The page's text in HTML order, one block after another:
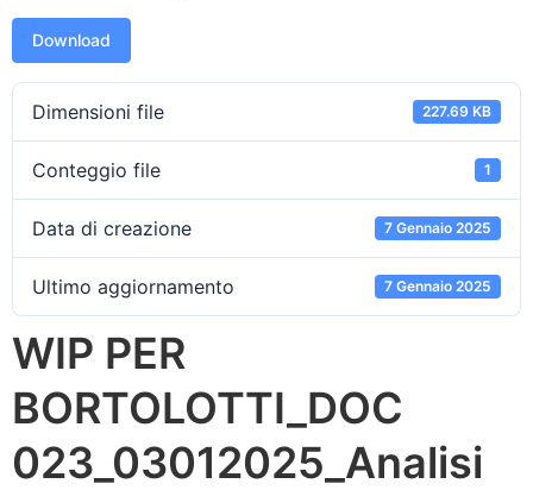
Download
Dimensioni file 227.69 KB
Conteggio file 1
Data di creazione 7 Gennaio 2025
Ultimo aggiornamento 7 Gennaio 2025
WIP PER
BORTOLOTTI_DOC
023_03012025_Analisi